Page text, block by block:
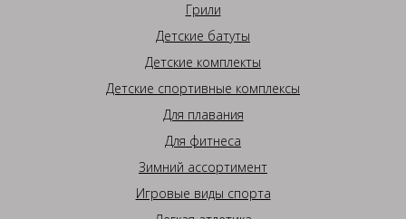
Грили
Детские батуты
Детские комплекты
Детские спортивные комплексы
Для плавания
Для фитнеса
Зимний ассортимент
Игровые виды спорта